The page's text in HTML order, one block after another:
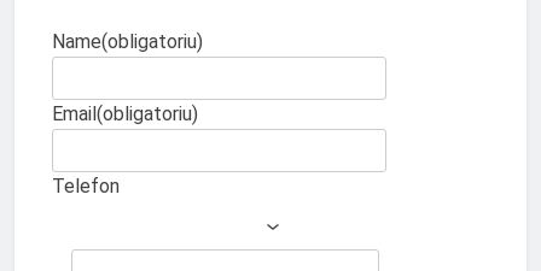
Name(obligatoriu)
Email(obligatoriu)
Telefon